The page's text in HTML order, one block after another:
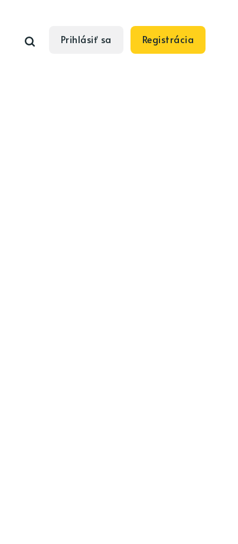
Prihlásiť sa Registrácia